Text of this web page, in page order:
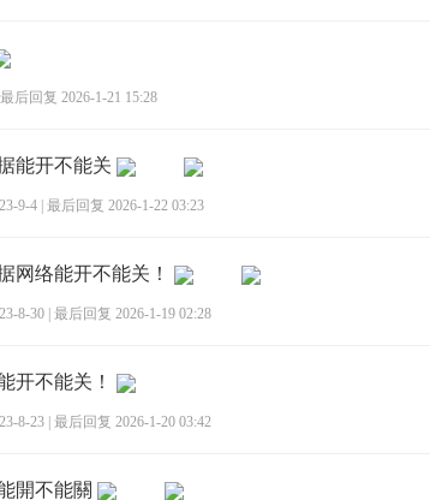
最后回复 2026-1-21 15:28
能开不能关
9-4 最后回复 2026-1-22 03:23
网络能开不能关！
8-30 最后回复 2026-1-19 02:28
开不能关！
8-23 最后回复 2026-1-20 03:42
開不能關